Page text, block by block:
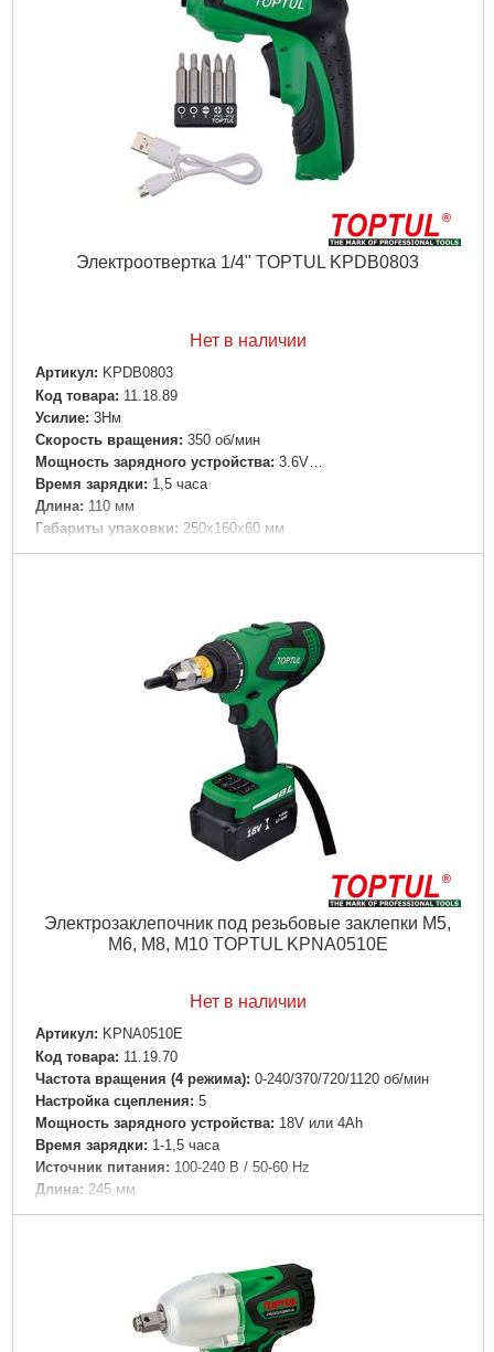
Электроотвертка 1/4" TOPTUL KPDB0803
Нет в наличии
Артикул: KPDB0803
Код товара: 11.18.89
Усилие: 3Нм
Скорость вращения: 350 об/мин
Мощность зарядного устройства: 3.6V…
Время зарядки: 1,5 часа
Длина: 110 мм
Габариты упаковки: 250x160x60 мм
Вес брутто: 440 г
Электрозаклепочник под резьбовые заклепки M5,
M6, M8, M10 TOPTUL KPNA0510E
Нет в наличии
Артикул: KPNA0510E
Код товара: 11.19.70
Частота вращения (4 режима): 0-240/370/720/1120 об/мин
Настройка сцепления: 5
Мощность зарядного устройства: 18V или 4Аh
Время зарядки: 1-1,5 часа
Источник питания: 100-240 B / 50-60 Hz
Длина: 245 мм
Вес: 1,8 кг
Подробнее...